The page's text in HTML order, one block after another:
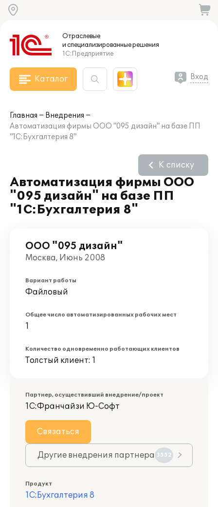
Отраслевые
и специализированныерешения
1С:Предприятие
Каталог Вход
Главная
Внедрения
Автоматизация фирмы ООО "095 дизайн" на базе ПП
"1С:Бухгалтерия 8"
Автоматизация фирмы ООО
"095 дизайн" на базе ПП
"1С:Бухгалтерия 8"
К списку
ООО "095 дизайн"
Москва, Июнь 2008
Вариант работы
Файловый
Общее число автоматизированных рабочих мест
1
Количество одновременно работающих клиентов
Толстый клиент: 1
Партнер, осуществивший внедрение/проект
1С:Франчайзи Ю-Софт
Связаться
Другие внедрения партнера 3552
Продукт
1С:Бухгалтерия 8